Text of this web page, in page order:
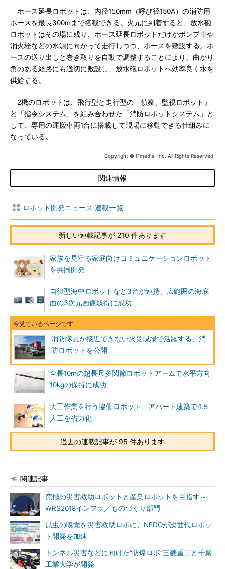
ホース延長ロボットは、内径150mm（呼び径150A）の消防用
ホースを最長300mまで搭載できる。火元に到着すると、放水砲
ロボットはその場に残り、ホース延長ロボットだけがポンプ車や
消火栓などの水源に向かって走行しつつ、ホースを敷設する。ホ
ースの送り出しと巻き取りを自動で調整することにより、曲がり
角のある経路にも適切に敷設し、放水砲ロボットへ効率良く水を
供給する。
2機のロボットは、飛行型と走行型の「偵察、監視ロボット」
と「指令システム」を組み合わせた「消防ロボットシステム」と
して、専用の運搬車両1台に搭載して現場に移動できる仕組みに
なっている。
Copyright © ITmedia, Inc. All Rights Reserved.
関連情報
ロボット開発ニュース 連載一覧
新しい連載記事が 210 件あります
家族を見守る家庭向けコミュニケーションロボット
を共同開発
自律型海中ロボットなど3台が連携、広範囲の海底
面の3次元画像取得に成功
消防隊員が接近できない火災現場で活躍する、消
防ロボットを公開
全長10mの超長尺多関節ロボットアームで水平方向
10kgの保持に成功
大工作業を行う協働ロボット、アパート建築で4.5
人工を省力化
過去の連載記事が 95 件あります
関連記事
究極の災害救助ロボットと産業ロボットを目指す～
WRS2018インフラ／ものづくり部門
昆虫の嗅覚を災害救助ロボに、NEDOが次世代ロボッ
ト開発を加速
トンネル災害などに向けた“防爆ロボ”三菱重工と千葉
工業大学が開発